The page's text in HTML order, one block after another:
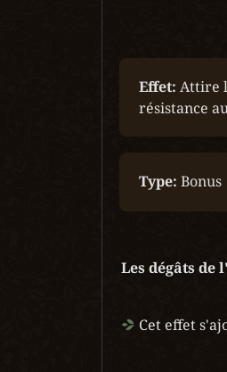
Effet: Attire
résistance
Type: Bonus
Les dégâts de
Cet effet